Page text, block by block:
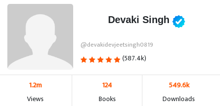
Devaki Singh
@devakidevjeetsingh0819
(587.4k)
1.2m
Views
124
Books
549.6k
Downloads